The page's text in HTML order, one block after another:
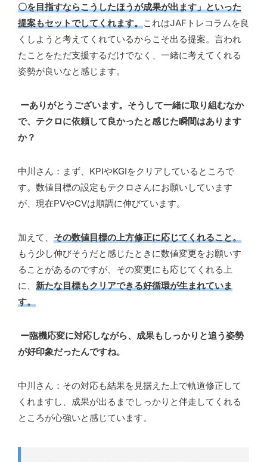
〇を目指すならこうしたほうが成果が出ます」といった
提案もセットでしてくれます。これはJAFトレコラムを良
くしようと考えてくれているからこそ出る提案。言われ
たことをただ支援するだけでなく、一緒に考えてくれる
姿勢が良いなと感じます。
ーありがとうございます。そうして一緒に取り組むなか
で、テクロに依頼して良かったと感じた瞬間はあります
か？
中川さん：まず、KPIやKGIをクリアしているところで
す。数値目標の設定もテクロさんにお願いしています
が、現在PVやCVは順調に伸びています。
加えて、 その数値目標の上方修正に応じてくれること。
もう少し伸びそうだと感じたときに数値変更をお願いす
ることがあるのですが、その変更にも応じてくれる上
に、 新たな目標もクリアできる好循環が生まれていま
す。
ー臨機応変に対応しながら、成果もしっかりと追う姿勢
が好印象だったんですね。
中川さん：その対応も結果を見据えた上で軌道修正して
くれますし、成果が出るまでしっかりと伴走してくれる
ところが心強いと感じています。